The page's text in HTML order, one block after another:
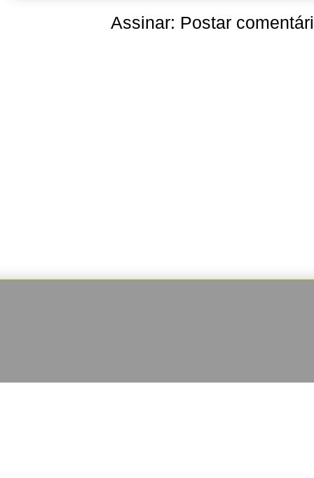
Assinar: Postar